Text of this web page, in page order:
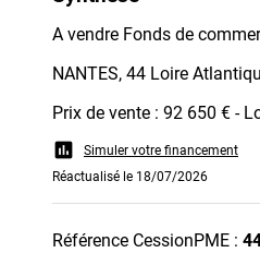
A vendre Fonds de
NANTES, 44 Loire
Prix de vente : 92 650 € -
assessment
Simuler votre financement
Réactualisé le 18/07/2026
Référence CessionPME :